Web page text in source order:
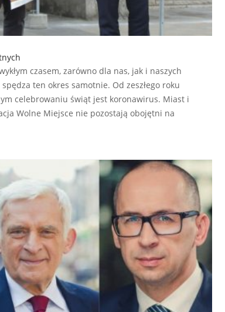
czasem, zarówno dla nas, jak i naszych
ten okres samotnie. Od zeszłego roku
celebrowaniu świąt jest koronawirus. Miast i
Wolne Miejsce nie pozostają obojętni na